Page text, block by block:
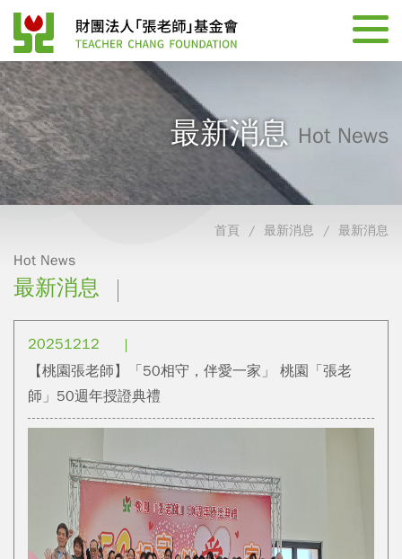
最新消息 Hot News
首頁 最新消息 最新消息
Hot News
最新消息
20251212
【桃園張老師】「50相守，伴愛一家」 桃園「張老
師」50週年授證典禮